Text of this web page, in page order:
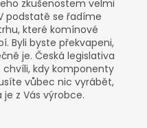
zkušenostem velmi
podstatě se řadíme
které komínové
Byli byste překvapeni,
je. Česká legislativa
chvíli, kdy komponenty
vůbec nic vyrábět,
z Vás výrobce.